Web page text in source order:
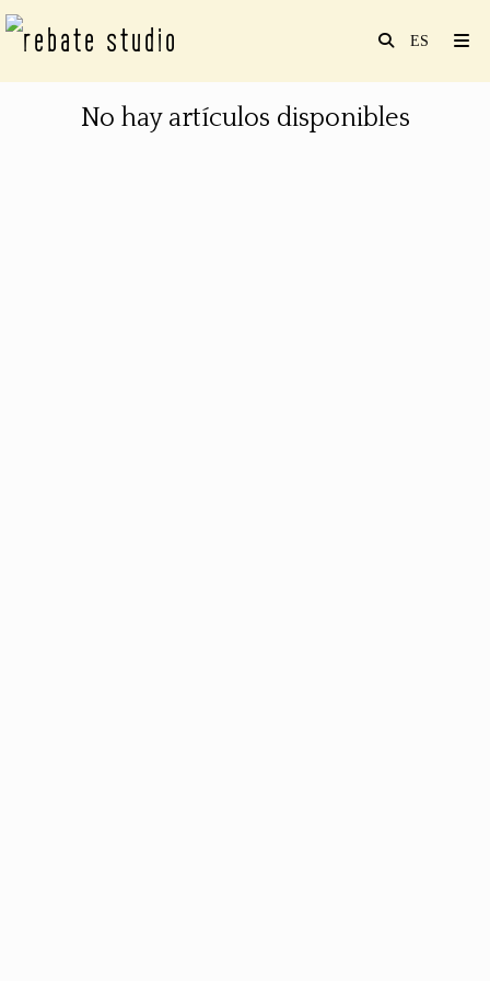
No hay artículos disponibles